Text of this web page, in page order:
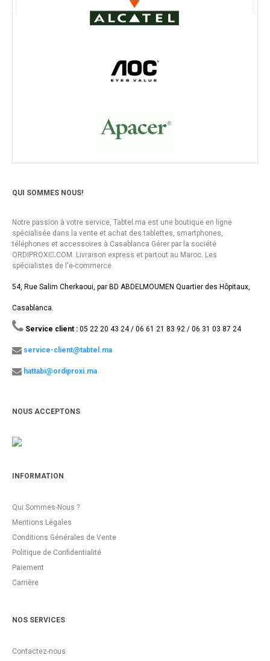
QUI SOMMES NOUS!
Notre passion à votre service, Tabtel.ma est une boutique en ligne
spécialisée dans la vente et achat des tablettes, smartphones,
téléphones et accessoires à Casablanca Gérer par la société
ORDIPROXI.ِCOM. Livraison express et partout au Maroc. Les
spécialistes de l'e-commerce.
54, Rue Salim Cherkaoui, par BD ABDELMOUMEN Quartier des Hôpitaux,
Casablanca.
Service client : 05 22 20 43 24 / 06 61 21 83 92 / 06 31 03 87 24
service-client@tabtel.ma
hattabi@ordiproxi.ma
NOUS ACCEPTONS
INFORMATION
Qui Sommes-Nous ?
Mentions Légales
Conditions Générales de Vente
Politique de Confidentialité
Paiement
Carrière
NOS SERVICES
Contactez-nous